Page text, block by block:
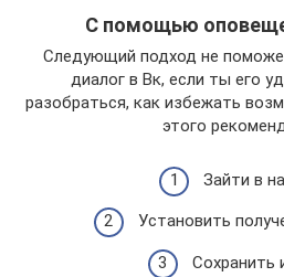
С помощью
Следующий подход не
диалог в Вк, если ты его
разобраться, как избежать
этого
Зайти в
Установить
Сохранить